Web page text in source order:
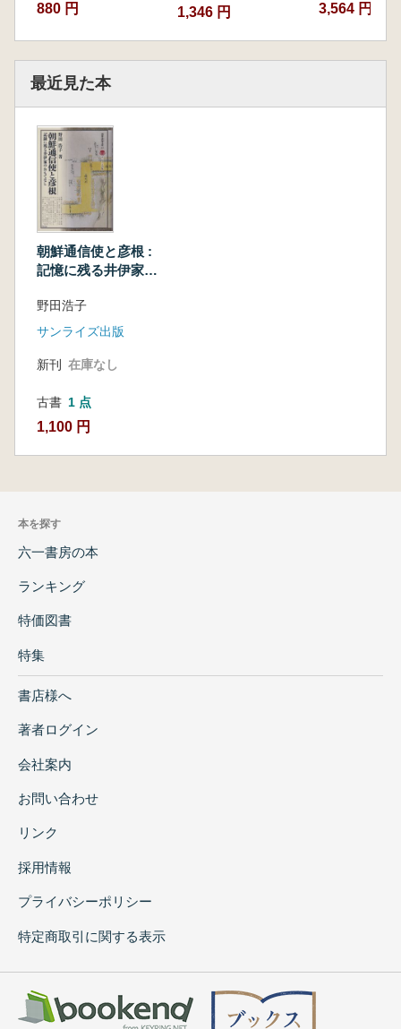
880 円 1,346 円 3,564 円
最近見た本
朝鮮通信使と彦根 :
記憶に残る井伊家の
野田浩子
サンライズ出版
新刊 在庫なし
古書 1 点
1,100 円
本を探す
六一書房の本
ランキング
特価図書
特集
書店様へ
著者ログイン
会社案内
お問い合わせ
リンク
採用情報
プライバシーポリシー
特定商取引に関する表示